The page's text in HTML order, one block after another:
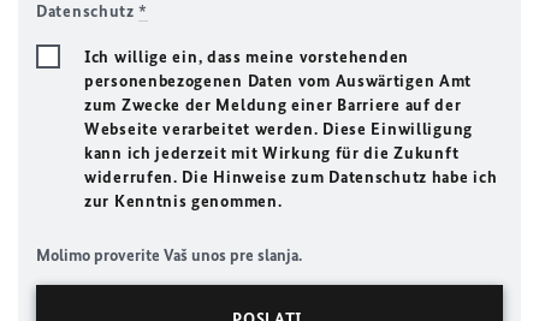
Datenschutz*
Ich willige ein, dass meine vorstehenden
personenbezogenen Daten vom Auswärtigen Amt
zum Zwecke der Meldung einer Barriere auf der
Webseite verarbeitet werden. Diese Einwilligung
kann ich jederzeit mit Wirkung für die Zukunft
widerrufen. Die Hinweise zum Datenschutz habe ich
zur Kenntnis genommen.
Molimo proverite Vaš unos pre slanja.